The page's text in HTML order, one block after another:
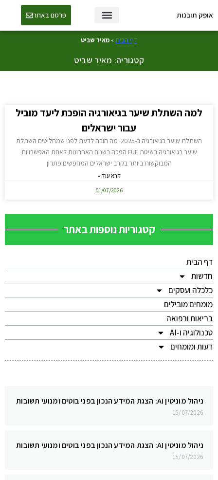
אופק תובנות פרסם באתר
דף הבית» מאיר שביט
קטגוריה: מאיר שביט
למה השתלת שיער בגיאורגיה הופכת ליעד מוביל
עבור ישראלים
השתלת שיער בגיאורגיה ב-2025: מה חובה לדעת לפני שמחליטים השתלת
שיער בגיאורגיה בשיטת FUE הפכה בשנים האחרונות לאחת האפשרויות
המבוקשות ביותר בקרב ישראלים המחפשים פתרון
קרא עוד »
01/07/2026
קטגוריות נוספות באתר
דף הבית
חדשות
כלכלה ועסקים
מומחים מובילים
בריאות ורפואה
טכנולוגיה ו-AI
דעות ומומחים
ניהול מוניטין AI: הצגת המידע הנכון בפני בוטים ומנועי תשובות
15/07/2026
ניהול מוניטין AI: הצגת המידע הנכון בפני בוטים ומנועי תשובות
15/07/2026